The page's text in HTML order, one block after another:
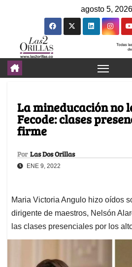
agosto 5, 2026
La mineducación no
Fecode: clases
firme
Por Las Dos Orillas
ENE 9, 2022
Maria Victoria Angulo hizo oídos
dirigente de maestros, Nelsón
las clases presenciales por los